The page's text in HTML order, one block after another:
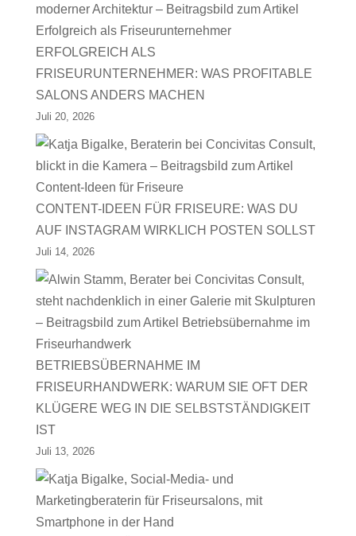
ERFOLGREICH ALS
FRISEURUNTERNEHMER: WAS PROFITABLE
SALONS ANDERS MACHEN
Juli 20, 2026
CONTENT-IDEEN FÜR FRISEURE: WAS DU
AUF INSTAGRAM WIRKLICH POSTEN SOLLST
Juli 14, 2026
BETRIEBSÜBERNAHME IM
FRISEURHANDWERK: WARUM SIE OFT DER
KLÜGERE WEG IN DIE SELBSTSTÄNDIGKEIT
IST
Juli 13, 2026